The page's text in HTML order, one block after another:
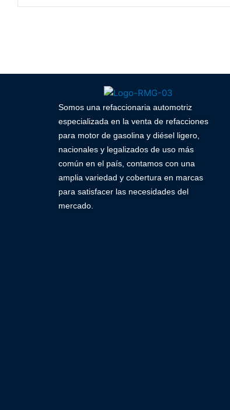
Somos una refaccionaria automotriz
especializada en la venta de refacciones
para motor de gasolina y diésel ligero,
nacionales y legalizados de uso más
común en el país, contamos con una
amplia variedad y cobertura en marcas
para satisfacer las necesidades del
mercado.